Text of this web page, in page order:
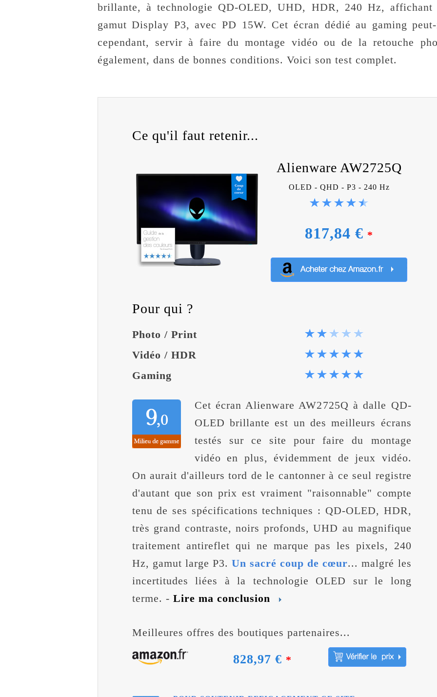
brillante, à technologie QD-OLED, UHD, HDR, 240 Hz, affichant
gamut Display P3, avec PD 15W. Cet écran dédié au gaming
cependant, servir à faire du montage vidéo ou de la retouche
également, dans de bonnes conditions. Voici son test complet.
Ce qu'il faut retenir...
Alienware AW2725Q
OLED - QHD - P3 - 240 Hz
817,84 € *
Pour qui ?
Photo / Print
Vidéo / HDR
Gaming
Cet écran Alienware AW2725Q à dalle QD-
OLED brillante est un des meilleurs écrans
testés sur ce site pour faire du montage
vidéo en plus, évidemment de jeux vidéo.
On aurait d'ailleurs tord de le cantonner à ce seul registre
d'autant que son prix est vraiment "raisonnable" compte
tenu de ses spécifications techniques : QD-OLED, HDR,
très grand contraste, noirs profonds, UHD au magnifique
traitement antireflet qui ne marque pas les pixels, 240
Hz, gamut large P3. Un sacré coup de cœur... malgré les
incertitudes liées à la technologie OLED sur le long
terme. - Lire ma conclusion
Meilleures offres des boutiques partenaires...
828,97 € *